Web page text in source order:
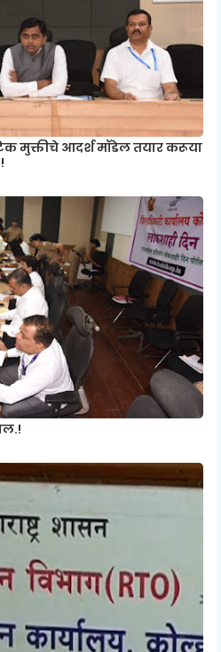
मुक्तीचे आदर्श मॉडेल तयार करूया